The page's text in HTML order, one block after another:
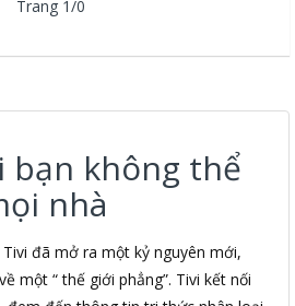
Trang 1/0
bạn không thể
nhà
đã mở ra một kỷ nguyên mới,
một “ thế giới phẳng”. Tivi kết nối